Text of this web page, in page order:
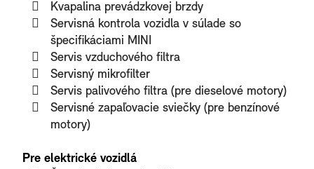
Kvapalina prevádzkovej brzdy
Servisná kontrola vozidla v súlade so
špecifikáciami MINI
Servis vzduchového filtra
Servisný mikrofilter
Servis palivového filtra (pre dieselové motory)
Servisné zapaľovacie sviečky (pre benzínové
motory)
Pre elektrické vozidlá